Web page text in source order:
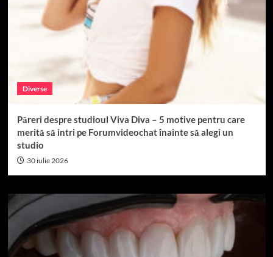
Diverse
Păreri despre studioul Viva Diva – 5 motive pentru care
merită să intri pe Forumvideochat înainte să alegi un
studio
30 iulie 2026